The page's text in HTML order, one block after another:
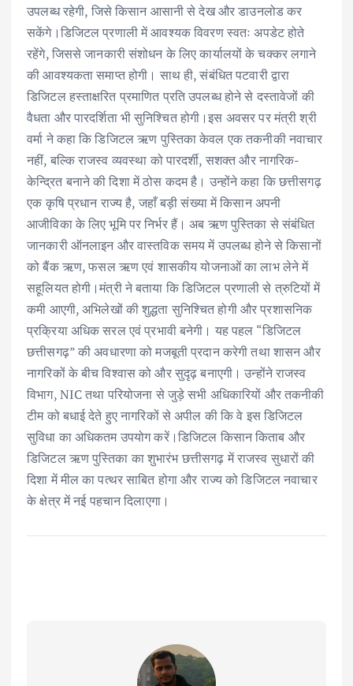
उपलब्ध रहेगी, जिसे किसान आसानी से देख और डाउनलोड कर
सकेंगे।डिजिटल प्रणाली में आवश्यक विवरण स्वतः अपडेट होते
रहेंगे, जिससे जानकारी संशोधन के लिए कार्यालयों के चक्कर लगाने
की आवश्यकता समाप्त होगी। साथ ही, संबंधित पटवारी द्वारा
डिजिटल हस्ताक्षरित प्रमाणित प्रति उपलब्ध होने से दस्तावेजों की
वैधता और पारदर्शिता भी सुनिश्चित होगी।इस अवसर पर मंत्री श्री
वर्मा ने कहा कि डिजिटल ऋण पुस्तिका केवल एक तकनीकी नवाचार
नहीं, बल्कि राजस्व व्यवस्था को पारदर्शी, सशक्त और नागरिक-
केन्द्रित बनाने की दिशा में ठोस कदम है। उन्होंने कहा कि छत्तीसगढ़
एक कृषि प्रधान राज्य है, जहाँ बड़ी संख्या में किसान अपनी
आजीविका के लिए भूमि पर निर्भर हैं। अब ऋण पुस्तिका से संबंधित
जानकारी ऑनलाइन और वास्तविक समय में उपलब्ध होने से किसानों
को बैंक ऋण, फसल ऋण एवं शासकीय योजनाओं का लाभ लेने में
सहूलियत होगी।मंत्री ने बताया कि डिजिटल प्रणाली से त्रुटियों में
कमी आएगी, अभिलेखों की शुद्धता सुनिश्चित होगी और प्रशासनिक
प्रक्रिया अधिक सरल एवं प्रभावी बनेगी। यह पहल “डिजिटल
छत्तीसगढ़” की अवधारणा को मजबूती प्रदान करेगी तथा शासन और
नागरिकों के बीच विश्वास को और सुदृढ़ बनाएगी। उन्होंने राजस्व
विभाग, NIC तथा परियोजना से जुड़े सभी अधिकारियों और तकनीकी
टीम को बधाई देते हुए नागरिकों से अपील की कि वे इस डिजिटल
सुविधा का अधिकतम उपयोग करें।डिजिटल किसान किताब और
डिजिटल ऋण पुस्तिका का शुभारंभ छत्तीसगढ़ में राजस्व सुधारों की
दिशा में मील का पत्थर साबित होगा और राज्य को डिजिटल नवाचार
के क्षेत्र में नई पहचान दिलाएगा।